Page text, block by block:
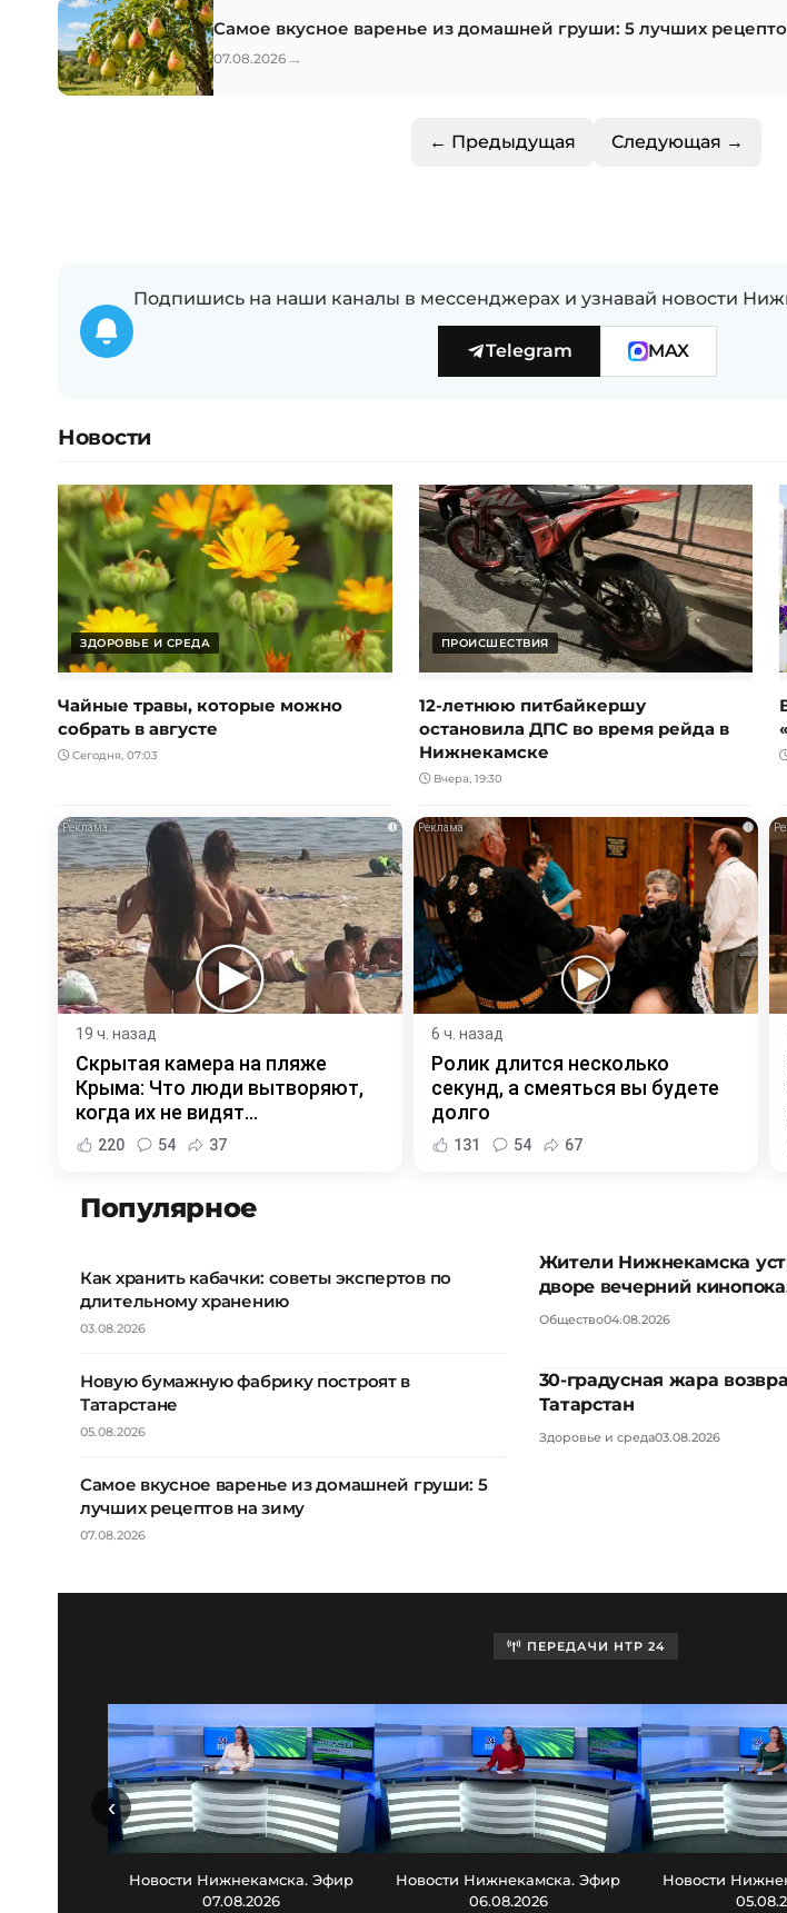
Самое вкусное варенье из домашней груши: 5 лучших
07.08.2026 →
← Предыдущая Следующая →
Подпишись на наши каналы в мессенджерах и узнавай новости
Telegram MAX
Новости
ЗДОРОВЬЕ И СРЕДА
Чайные травы, которые можно
собрать в августе
Сегодня, 07:03
ПРОИСШЕСТВИЯ
12-летнюю питбайкершу
остановила ДПС во время рейда в
Нижнекамске
Вчера, 19:30
i
19 ч. назад
Скрытая камера на пляже
Крыма: Что люди вытворяют,
когда их не видят...
220 54 37
i
6 ч. назад
Ролик длится несколько
секунд, а смеяться вы будете
долго
131 54 67
Популярное
Как хранить кабачки: советы экспертов по
длительному хранению
03.08.2026
Новую бумажную фабрику построят в
Татарстане
05.08.2026
Самое вкусное варенье из домашней груши: 5
лучших рецептов на зиму
07.08.2026
Жители Нижнекамска
дворе вечерний
Общество04.08.2026
30-градусная жара
Татарстан
Здоровье и среда03.08.2026
ПЕРЕДАЧИ НТР 24
Новости Нижнекамска. Эфир
07.08.2026
Новости Нижнекамска. Эфир
06.08.2026
Новости
‹